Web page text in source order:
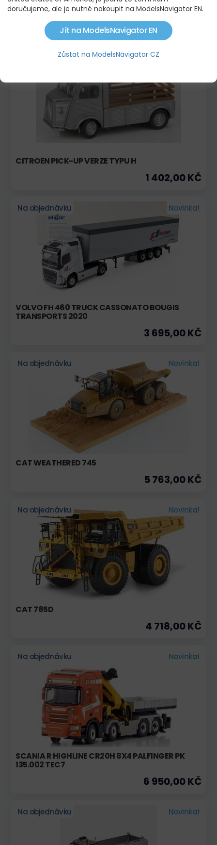
BERLIET TB 015 M3 6X4, 1967
1 734,00 KČ
CITROEN PICK-UP VERZE TYPU H
1 402,00 KČ
Na objednávku Novinka!
VOLVO FH 460 TRUCK CASSONATO BOUGIS
TRANSPORTS 2020
3 695,00 KČ
Na objednávku Novinka!
CAT WEATHERED 745
5 763,00 KČ
Na objednávku Novinka!
CAT 785D
4 718,00 KČ
Na objednávku Novinka!
SCANIA R HIGHLINE CR20H 8X4 PALFINGER PK
135.002 TEC7
6 950,00 KČ
Na objednávku Novinka!
doručujeme, ale je nutné nakoupit na ModelsNavigator EN.
Jít na ModelsNavigator EN
Zůstat na ModelsNavigator CZ